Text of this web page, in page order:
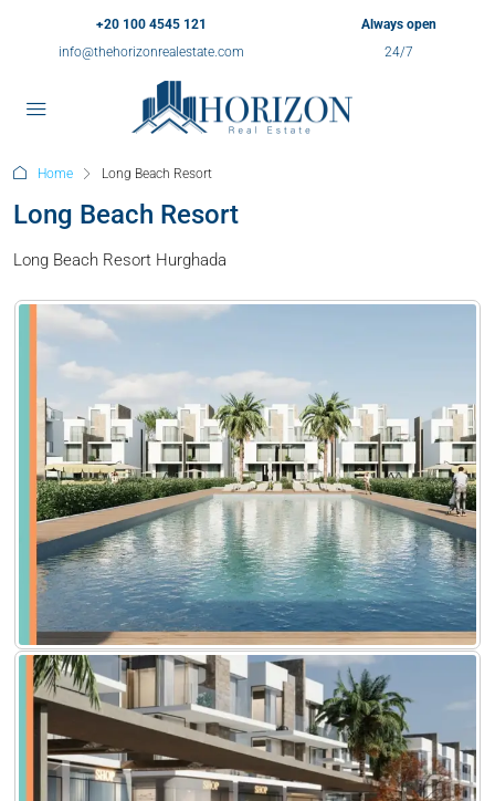
+20 100 4545 121
info@thehorizonrealestate.com
Always open
24/7
Home Long Beach Resort
Long Beach Resort
Long Beach Resort Hurghada